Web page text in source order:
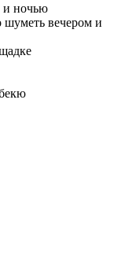
и ночью
вечером и